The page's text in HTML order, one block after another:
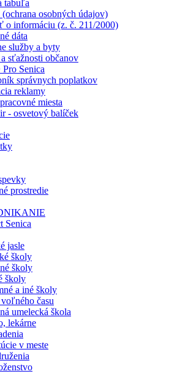
tabuľa
osobných údajov)
o informáciu (z. č. 211/2000)
dáta
služby a byty
sťažnosti občanov
Senica
správnych poplatkov
reklamy
miesta
- osvetový balíček
prostredie
Senica
jasle
školy
školy
školy
a iné školy
času
umelecká škola
lekárne
v meste